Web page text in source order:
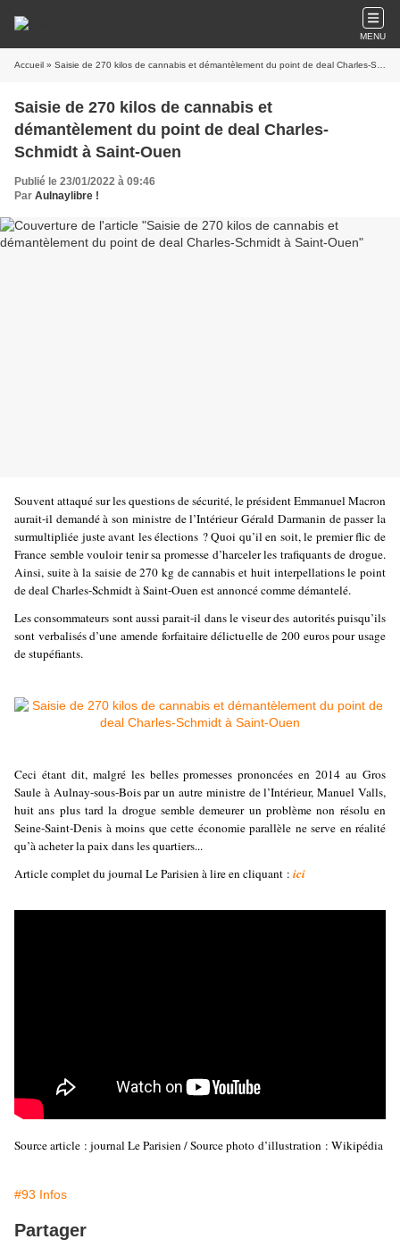
MENU
Accueil » Saisie de 270 kilos de cannabis et démantèlement du point de deal Charles-Schmidt à Saint-Ouen
Saisie de 270 kilos de cannabis et
démantèlement du point de deal Charles-
Schmidt à Saint-Ouen
Publié le 23/01/2022 à 09:46
Par Aulnaylibre !
Souvent attaqué sur les questions de sécurité, le président Emmanuel Macron
aurait-il demandé à son ministre de l’Intérieur Gérald Darmanin de passer la
surmultipliée juste avant les élections ? Quoi qu’il en soit, le premier flic de
France semble vouloir tenir sa promesse d’harceler les trafiquants de drogue.
Ainsi, suite à la saisie de 270 kg de cannabis et huit interpellations le point
de deal Charles-Schmidt à Saint-Ouen est annoncé comme démantelé.
Les consommateurs sont aussi parait-il dans le viseur des autorités puisqu’ils
sont verbalisés d’une amende forfaitaire délictuelle de 200 euros pour usage
de stupéfiants.
Ceci étant dit, malgré les belles promesses prononcées en 2014 au Gros
Saule à Aulnay-sous-Bois par un autre ministre de l’Intérieur, Manuel Valls,
huit ans plus tard la drogue semble demeurer un problème non résolu en
Seine-Saint-Denis à moins que cette économie parallèle ne serve en réalité
qu’à acheter la paix dans les quartiers...
Article complet du journal Le Parisien à lire en cliquant : ici
Source article : journal Le Parisien / Source photo d’illustration : Wikipédia
#93 Infos
Partager